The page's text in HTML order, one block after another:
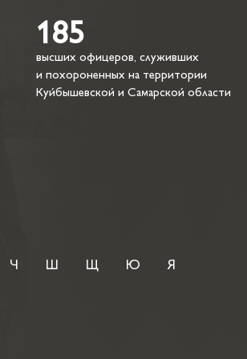
185
высших офицеров, служивших
и похороненных на территории
Куйбышевской и Самарской области
Ч Ш Щ Ю Я